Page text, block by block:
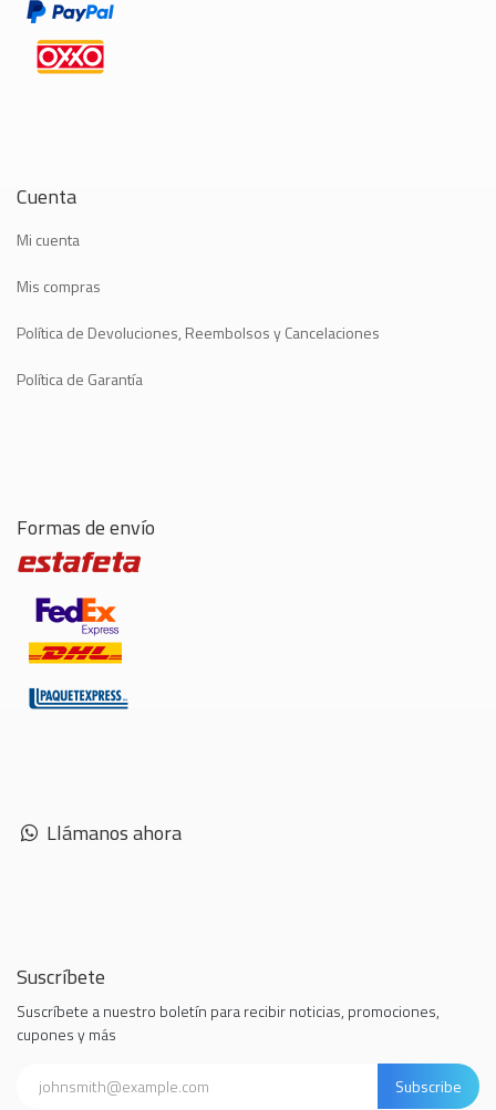
Cuenta
Mi cuenta
Mis compras
Política de Devoluciones, Reembolsos y Cancelaciones
Política de Garantía
Formas de envío
Llámanos ahora
Suscríbete
Suscríbete a nuestro boletín para recibir noticias, promociones,
cupones y más
Subscribe